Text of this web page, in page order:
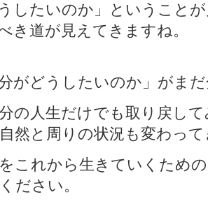
うしたいのか」ということ
き道が見えてきますね。
がどうしたいのか」がま
の人生だけでも取り戻し
然と周りの状況も変わっ
これから生きていくため
ださい。